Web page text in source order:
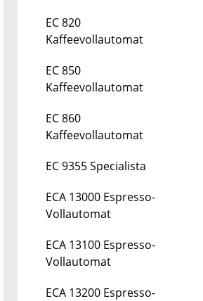
EC 820
Kaffeevollautomat
EC 850
Kaffeevollautomat
EC 860
Kaffeevollautomat
EC 9355 Specialista
ECA 13000 Espresso-
Vollautomat
ECA 13100 Espresso-
Vollautomat
ECA 13200 Espresso-